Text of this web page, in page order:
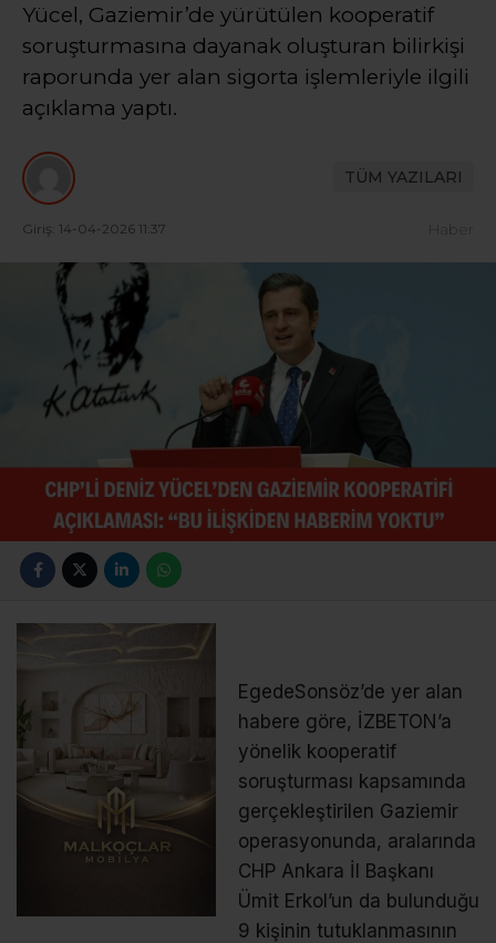
Yücel, Gaziemir’de yürütülen kooperatif
soruşturmasına dayanak oluşturan bilirkişi
raporunda yer alan sigorta işlemleriyle ilgili
açıklama yaptı.
TÜM YAZILARI
Giriş: 14-04-2026 11:37 Haber
EgedeSonsöz’de yer alan
habere göre, İZBETON’a
yönelik kooperatif
soruşturması kapsamında
gerçekleştirilen Gaziemir
operasyonunda, aralarında
CHP Ankara İl Başkanı
Ümit Erkol’un da bulunduğu
9 kişinin tutuklanmasının